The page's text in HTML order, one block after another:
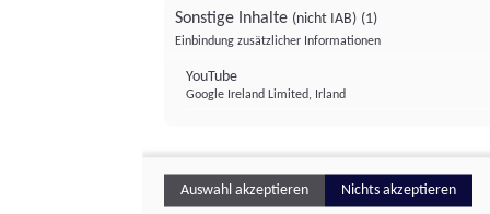
Sonstige Inhalte (nicht IAB) (1)
Einbindung zusätzlicher Informationen
YouTube
Google Ireland Limited, Irland
Auswahl akzeptieren Nichts akzeptieren